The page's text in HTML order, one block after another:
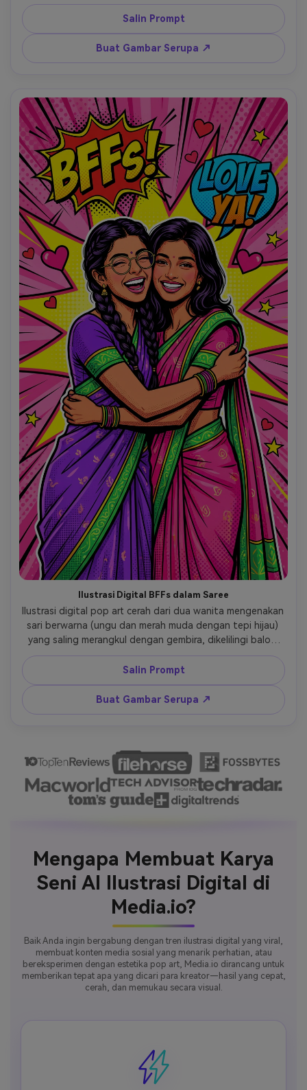
belakang menampilkan catatan tulisan tangan 'Soft
Beauty' dan 'Floral Dreams' di atas kertas bergaris merah
muda terang. Gelembung hati bergaya buku komik dan
motif bintang dalam warna pastel yang sesuai. Balon
ucapan bertuliskan 'Sweet!' dan 'Dreamy Vibes'. Garis
alami yang lembut, estetika bermimpi.
Salin Prompt
Buat Gambar Serupa ↗
Ilustrasi Digital BFFs dalam Saree
Ilustrasi digital pop art cerah dari dua wanita mengenakan
sari berwarna (ungu dan merah muda dengan tepi hijau)
yang saling merangkul dengan gembira, dikelilingi balon
ucapan komik 'BFFS!' dan 'LOVE YA!' berlatar belakang
ledakan bintang merah muda dan kuning yang dinamis
dengan motif hati dan garis hitam tebal. Ilustrasi ini
menampilkan elemen bergaya buku komik termasuk hati,
bintang, dan garis radial eksplosif, menciptakan atmosfer
halftone khas seni buku komik. Ultra-detail, resolusi 8k,
komposisi cerah dan mencolok yang sempurna menangkap
esensi persahabatan dan kegembiraan.
Salin Prompt
Buat Gambar Serupa ↗
Mengapa Membuat Karya
Seni AI Ilustrasi Digital di
Media.io?
Baik Anda ingin bergabung dengan tren ilustrasi digital yang viral,
membuat konten media sosial yang menarik perhatian, atau
bereksperimen dengan estetika pop art, Media.io dirancang untuk
memberikan tepat apa yang dicari para kreator—hasil yang cepat,
cerah, dan memukau secara visual.